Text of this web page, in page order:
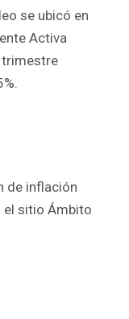
se ubicó en
Activa
trimestre
de inflación
el sitio Ámbito